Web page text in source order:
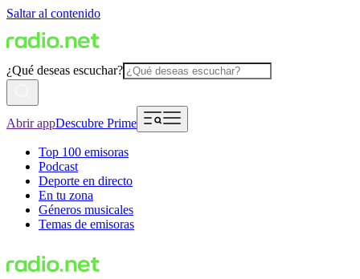
Saltar al contenido
¿Qué deseas escuchar?
Abrir appDescubre Prime
Top 100 emisoras
Podcast
Deporte en directo
En tu zona
Géneros musicales
Temas de emisoras